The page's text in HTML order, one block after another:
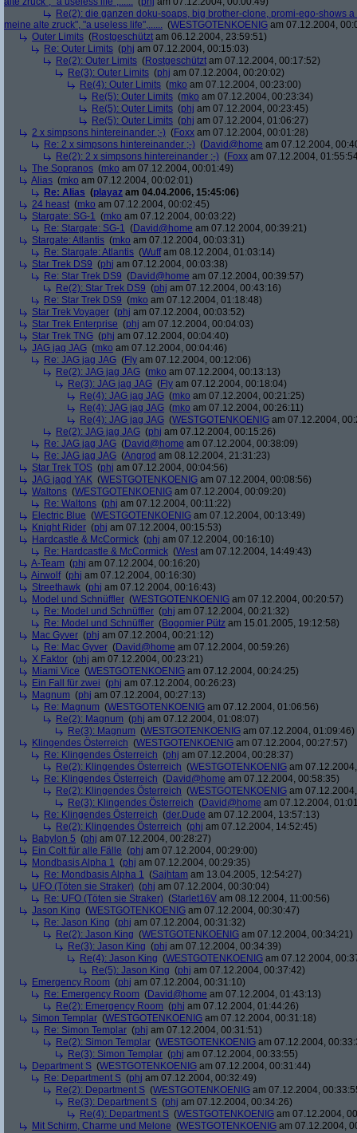
Re(2): die ganzen doku-soaps, big brother-clone, promi-ego-shows
meine alte zruck", "a useless life",...... (WESTGOTENKOENIG am 07.12.2004,
Outer Limits (Rostgeschützt am 06.12.2004, 23:59:51)
Re: Outer Limits (phj am 07.12.2004, 00:15:03)
Re(2): Outer Limits (Rostgeschützt am 07.12.2004, 00:17:52)
Re(3): Outer Limits (phj am 07.12.2004, 00:20:02)
Re(4): Outer Limits (mko am 07.12.2004, 00:23:00)
Re(5): Outer Limits (mko am 07.12.2004, 00:23:34)
Re(5): Outer Limits (phj am 07.12.2004, 00:23:45)
Re(5): Outer Limits (phj am 07.12.2004, 01:06:27)
2 x simpsons hintereinander ;-) (Foxx am 07.12.2004, 00:01:28)
Re: 2 x simpsons hintereinander ;-) (David@home am 07.12.2004,
Re(2): 2 x simpsons hintereinander ;-) (Foxx am 07.12.2004,
The Sopranos (mko am 07.12.2004, 00:01:49)
Alias (mko am 07.12.2004, 00:02:01)
Re: Alias (playaz am 04.04.2006, 15:45:06)
24 heast (mko am 07.12.2004, 00:02:45)
Stargate: SG-1 (mko am 07.12.2004, 00:03:22)
Re: Stargate: SG-1 (David@home am 07.12.2004, 00:39:21)
Stargate: Atlantis (mko am 07.12.2004, 00:03:31)
Re: Stargate: Atlantis (Wuffam 08.12.2004, 01:03:14)
Star Trek DS9 (phj am 07.12.2004, 00:03:38)
Re: Star Trek DS9 (David@home am 07.12.2004, 00:39:57)
Re(2): Star Trek DS9 (phj am 07.12.2004, 00:43:16)
Re: Star Trek DS9 (mko am 07.12.2004, 01:18:48)
Star Trek Voyager (phj am 07.12.2004, 00:03:52)
Star Trek Enterprise (phj am 07.12.2004, 00:04:03)
Star Trek TNG (phj am 07.12.2004, 00:04:40)
JAG jag JAG (mko am 07.12.2004, 00:04:46)
Re: JAG jag JAG (Fly am 07.12.2004, 00:12:06)
Re(2): JAG jag JAG (mko am 07.12.2004, 00:13:13)
Re(3): JAG jag JAG (Fly am 07.12.2004, 00:18:04)
Re(4): JAG jag JAG (mko am 07.12.2004, 00:21:25)
Re(4): JAG jag JAG (mko am 07.12.2004, 00:26:11)
Re(4): JAG jag JAG (WESTGOTENKOENIG am 07.12.2004,
Re(2): JAG jag JAG (phj am 07.12.2004, 00:15:26)
Re: JAG jag JAG (David@home am 07.12.2004, 00:38:09)
Re: JAG jag JAG (Angrod am 08.12.2004, 21:31:23)
Star Trek TOS (phj am 07.12.2004, 00:04:56)
JAG jagd YAK (WESTGOTENKOENIG am 07.12.2004, 00:08:56)
Waltons (WESTGOTENKOENIG am 07.12.2004, 00:09:20)
Re: Waltons (phj am 07.12.2004, 00:11:22)
Electric Blue (WESTGOTENKOENIG am 07.12.2004, 00:13:49)
Knight Rider (phj am 07.12.2004, 00:15:53)
Hardcastle & McCormick (phj am 07.12.2004, 00:16:10)
Re: Hardcastle & McCormick (West am 07.12.2004, 14:49:43)
A-Team (phj am 07.12.2004, 00:16:20)
Airwolf(phj am 07.12.2004, 00:16:30)
Streethawk (phj am 07.12.2004, 00:16:43)
Model und Schnüffler (WESTGOTENKOENIG am 07.12.2004, 00:20:57)
Re: Model und Schnüffler (phj am 07.12.2004, 00:21:32)
Re: Model und Schnüffler (Bogomier Pütz am 15.01.2005, 19:12:58)
Mac Gyver (phj am 07.12.2004, 00:21:12)
Re: Mac Gyver (David@home am 07.12.2004, 00:59:26)
X Faktor (phj am 07.12.2004, 00:23:21)
Miami Vice (WESTGOTENKOENIG am 07.12.2004, 00:24:25)
Ein Fall für zwei (phj am 07.12.2004, 00:26:23)
Magnum (phj am 07.12.2004, 00:27:13)
Re: Magnum (WESTGOTENKOENIG am 07.12.2004, 01:06:56)
Re(2): Magnum (phj am 07.12.2004, 01:08:07)
Re(3): Magnum (WESTGOTENKOENIG am 07.12.2004, 01:09:46)
Klingendes Österreich (WESTGOTENKOENIG am 07.12.2004, 00:27:57)
Re: Klingendes Österreich (phj am 07.12.2004, 00:28:37)
Re(2): Klingendes Österreich (WESTGOTENKOENIG am
Re: Klingendes Österreich (David@home am 07.12.2004, 00:58:35)
Re(2): Klingendes Österreich (WESTGOTENKOENIG am
Re(3): Klingendes Österreich (David@home am 07.12.2004,
Re: Klingendes Österreich (der.Dude am 07.12.2004, 13:57:13)
Re(2): Klingendes Österreich (phj am 07.12.2004, 14:52:45)
Babylon 5 (phj am 07.12.2004, 00:28:27)
Ein Colt für alle Fälle (phj am 07.12.2004, 00:29:00)
Mondbasis Alpha 1 (phj am 07.12.2004, 00:29:35)
Re: Mondbasis Alpha 1 (Sajhtam am 13.04.2005, 12:54:27)
UFO (Töten sie Straker) (phj am 07.12.2004, 00:30:04)
Re: UFO (Töten sie Straker) (Starlet16V am 08.12.2004, 11:00:56)
Jason King (WESTGOTENKOENIG am 07.12.2004, 00:30:47)
Re: Jason King (phj am 07.12.2004, 00:31:32)
Re(2): Jason King (WESTGOTENKOENIG am 07.12.2004, 00:34:21)
Re(3): Jason King (phj am 07.12.2004, 00:34:39)
Re(4): Jason King (WESTGOTENKOENIG am 07.12.2004,
Re(5): Jason King (phj am 07.12.2004, 00:37:42)
Emergency Room (phj am 07.12.2004, 00:31:10)
Re: Emergency Room (David@home am 07.12.2004, 01:43:13)
Re(2): Emergency Room (phj am 07.12.2004, 01:44:26)
Simon Templar (WESTGOTENKOENIG am 07.12.2004, 00:31:18)
Re: Simon Templar (phj am 07.12.2004, 00:31:51)
Re(2): Simon Templar (WESTGOTENKOENIG am 07.12.2004,
Re(3): Simon Templar (phj am 07.12.2004, 00:33:55)
Department S (WESTGOTENKOENIG am 07.12.2004, 00:31:44)
Re: Department S (phj am 07.12.2004, 00:32:49)
Re(2): Department S (WESTGOTENKOENIG am 07.12.2004,
Re(3): Department S (phj am 07.12.2004, 00:34:26)
Re(4): Department S (WESTGOTENKOENIG am 07.12.2004,
Mit Schirm, Charme und Melone (WESTGOTENKOENIG am 07.12.2004,